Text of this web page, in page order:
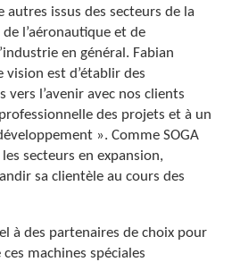
autres issus des secteurs de la
l’aéronautique et de
en général. Fabian
est d’établir des
l’avenir avec nos clients
des projets et à un
». Comme SOGA
secteurs en expansion,
sa clientèle au cours des
à des partenaires de choix pour
machines spéciales